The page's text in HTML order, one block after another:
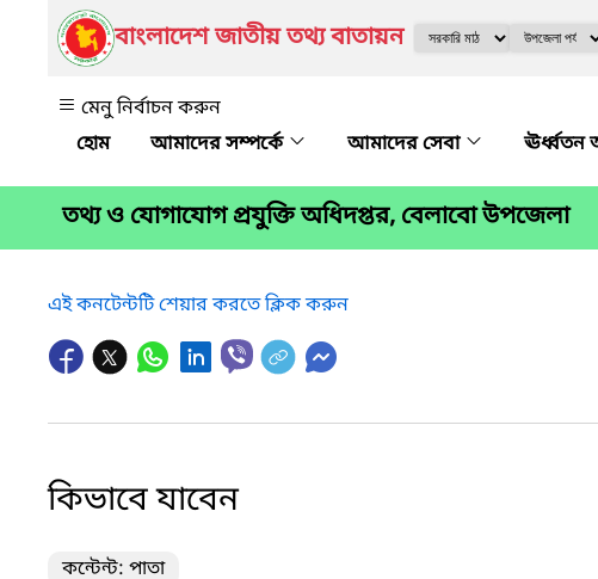
বাংলাদেশ জাতীয় তথ্য বাতায়ন
মেনু নির্বাচন করুন
আমাদের সম্পর্কে
আমাদের সেবা ঊর্ধ্বতন
তথ্য ও যোগাযোগ প্রযুক্তি অধিদপ্তর, বেলাবো উপজেলা
এই কনটেন্টটি শেয়ার করতে ক্লিক করুন
কিভাবে যাবেন
কন্টেন্ট: পাতা